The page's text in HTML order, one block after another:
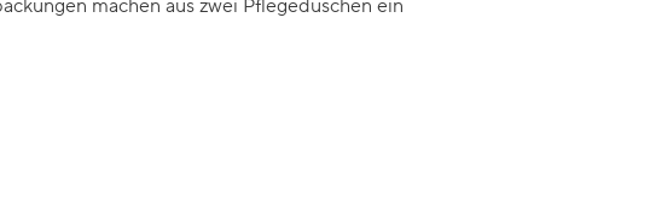
machen aus zwei Pflegeduschen ein